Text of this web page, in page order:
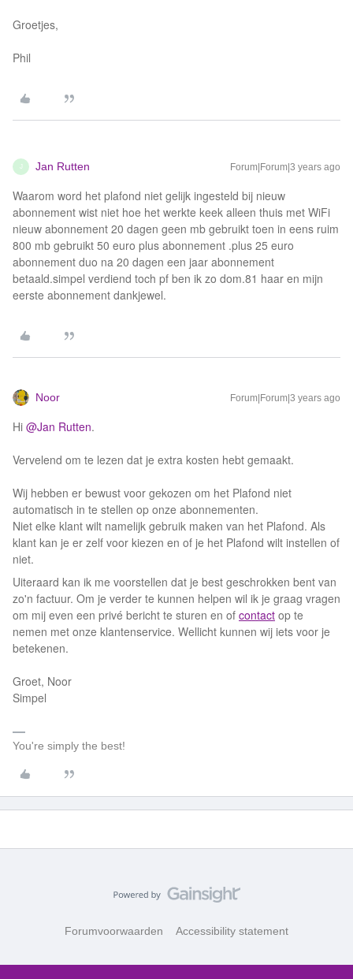
Groetjes,
Phil
J Jan Rutten Forum|Forum|3 years ago
Waarom word het plafond niet gelijk ingesteld bij nieuw
abonnement wist niet hoe het werkte keek alleen thuis met WiFi
nieuw abonnement 20 dagen geen mb gebruikt toen in eens ruim
800 mb gebruikt 50 euro plus abonnement .plus 25 euro
abonnement duo na 20 dagen een jaar abonnement
betaald.simpel verdiend toch pf ben ik zo dom.81 haar en mijn
eerste abonnement dankjewel.
Noor Forum|Forum|3 years ago
Hi @Jan Rutten.
Vervelend om te lezen dat je extra kosten hebt gemaakt.
Wij hebben er bewust voor gekozen om het Plafond niet
automatisch in te stellen op onze abonnementen.
Niet elke klant wilt namelijk gebruik maken van het Plafond. Als
klant kan je er zelf voor kiezen en of je het Plafond wilt instellen of
niet.
Uiteraard kan ik me voorstellen dat je best geschrokken bent van
zo'n factuur. Om je verder te kunnen helpen wil ik je graag vragen
om mij even een privé bericht te sturen en of contact op te
nemen met onze klantenservice. Wellicht kunnen wij iets voor je
betekenen.
Groet, Noor
Simpel
You're simply the best!
Forumvoorwaarden Accessibility statement